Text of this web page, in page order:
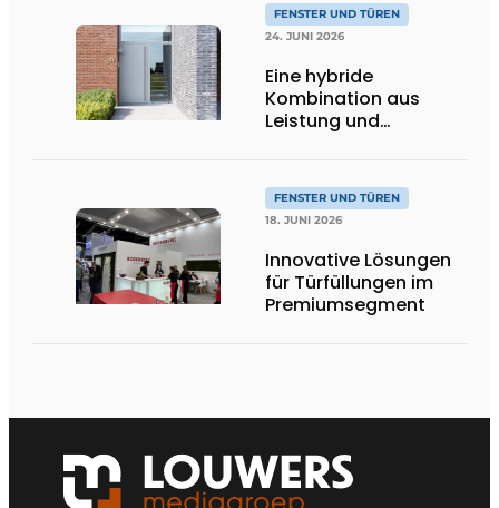
FENSTER UND TÜREN
24. JUNI 2026
Eine hybride
Kombination aus
Leistung und
FENSTER UND TÜREN
18. JUNI 2026
Innovative Lösungen
für Türfüllungen im
Premiumsegment